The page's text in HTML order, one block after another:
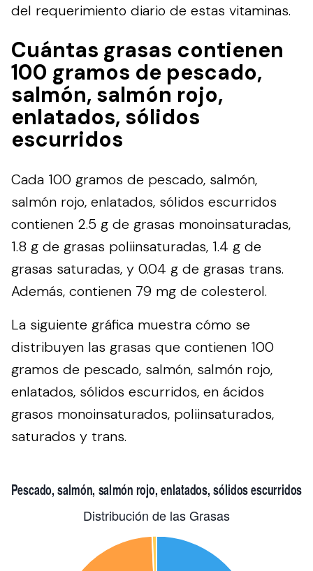
del requerimiento diario de estas vitaminas.
Cuántas grasas contienen
100 gramos de pescado,
salmón, salmón rojo,
enlatados, sólidos
escurridos
Cada 100 gramos de pescado, salmón,
salmón rojo, enlatados, sólidos escurridos
contienen 2.5 g de grasas monoinsaturadas,
1.8 g de grasas poliinsaturadas, 1.4 g de
grasas saturadas, y 0.04 g de grasas trans.
Además, contienen 79 mg de colesterol.
La siguiente gráfica muestra cómo se
distribuyen las grasas que contienen 100
gramos de pescado, salmón, salmón rojo,
enlatados, sólidos escurridos, en ácidos
grasos monoinsaturados, poliinsaturados,
saturados y trans.